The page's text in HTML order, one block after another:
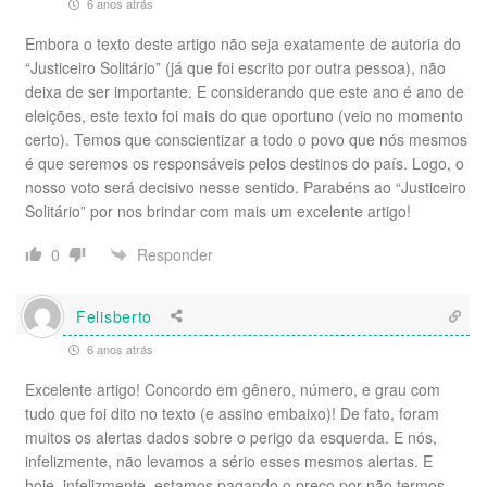
6 anos atrás
Embora o texto deste artigo não seja exatamente de autoria do
“Justiceiro Solitário” (já que foi escrito por outra pessoa), não
deixa de ser importante. E considerando que este ano é ano de
eleições, este texto foi mais do que oportuno (veio no momento
certo). Temos que conscientizar a todo o povo que nós mesmos
é que seremos os responsáveis pelos destinos do país. Logo, o
nosso voto será decisivo nesse sentido. Parabéns ao “Justiceiro
Solitário” por nos brindar com mais um excelente artigo!
0
Responder
Felisberto
6 anos atrás
Excelente artigo! Concordo em gênero, número, e grau com
tudo que foi dito no texto (e assino embaixo)! De fato, foram
muitos os alertas dados sobre o perigo da esquerda. E nós,
infelizmente, não levamos a sério esses mesmos alertas. E